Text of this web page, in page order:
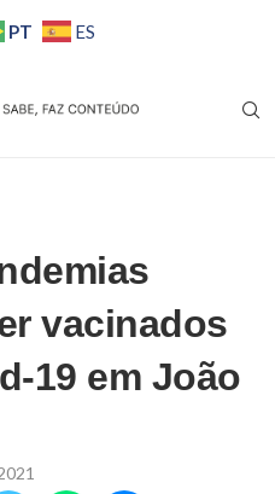
PT ES
vacinados
19 em João